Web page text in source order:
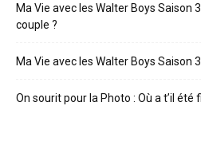
Ma Vie avec les Walter Boys Saison
couple ?
Ma Vie avec les Walter Boys Saison
On sourit pour la Photo : Où a t’il été